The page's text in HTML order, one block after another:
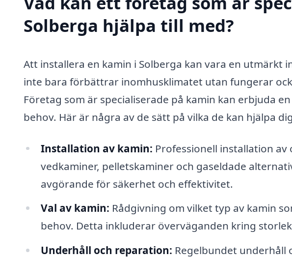
Solberga hjälpa till med?
Att installera en kamin i Solberga kan vara en utmärkt
inte bara förbättrar inomhusklimatet utan fungerar
Företag som är specialiserade på kamin kan erbjuda
behov. Här är några av de sätt på vilka de kan hjälpa
Installation av kamin: Professionell installation av
vedkaminer, pelletskaminer och gaseldade
avgörande för säkerhet och effektivitet.
Val av kamin: Rådgivning om vilket typ av kamin
behov. Detta inkluderar överväganden kring
Underhåll och reparation: Regelbundet underhåll